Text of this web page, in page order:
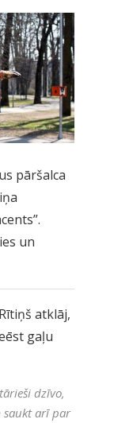
pāršalca
un
atklāj,
gaļu
dzīvo,
saukt arī par